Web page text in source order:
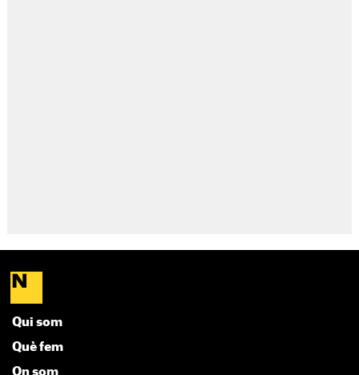
Qui som
Què fem
On som